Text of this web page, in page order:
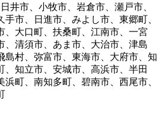
井市、小牧市、岩倉市、瀬戸市、
手市、日進市、みよし市、東郷町、
、大口町、扶桑町、江南市、一宮
、清須市、あま市、大治市、津島
島村、弥富市、東海市、大府市、知
、知立市、安城市、高浜市、半田
町、南知多町、碧南市、西尾市、